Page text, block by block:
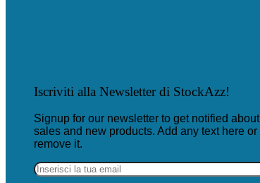
Iscriviti alla Newsletter di StockAzz!
Signup for our newsletter to get notified about
sales and new products. Add any text here or
remove it.